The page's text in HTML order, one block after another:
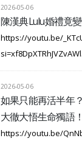
2026-05-06
陳漢典Lulu婚禮竟
https://youtu.be/
2026-05-06
如果只能再活半年
大徹大悟生命獨語！
https://youtu.be/